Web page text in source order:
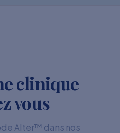
clinique
vous
Alter™ dans nos